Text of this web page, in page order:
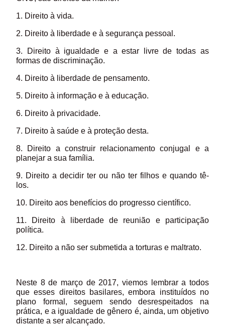
1. Direito à vida.
2. Direito à liberdade e à segurança pessoal.
3. Direito à igualdade e a estar livre de todas as
formas de discriminação.
4. Direito à liberdade de pensamento.
5. Direito à informação e à educação.
6. Direito à privacidade.
7. Direito à saúde e à proteção desta.
8. Direito a construir relacionamento conjugal e a
planejar a sua família.
9. Direito a decidir ter ou não ter filhos e quando tê-
los.
10. Direito aos benefícios do progresso científico.
11. Direito à liberdade de reunião e participação
política.
12. Direito a não ser submetida a torturas e maltrato.
Neste 8 de março de 2017, viemos lembrar a todos
que esses direitos basilares, embora instituídos no
plano formal, seguem sendo desrespeitados na
prática, e a igualdade de gênero é, ainda, um objetivo
distante a ser alcançado.